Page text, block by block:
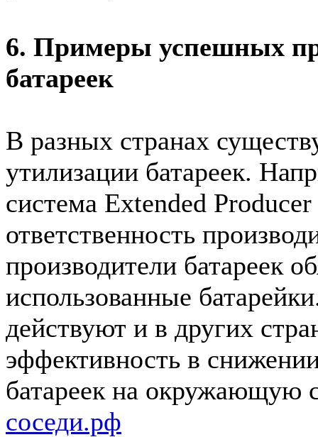
6. Примеры успешных
батареек
В разных странах
утилизации батареек.
система Extended
ответственность
производители батареек
использованные
действуют и в других
эффективность в
батареек на окружающую
соседи.рф